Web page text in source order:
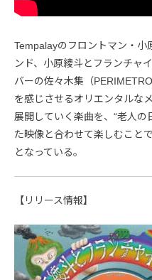
Tempalayのフロントマン・
ンド、小原綾斗とフランチャ
バーの佐々木集（
を感じさせるオリエンタルな
展開していく楽曲を、“老人
た映像と合わせて楽しむこと
となっている。
【リリース情報】